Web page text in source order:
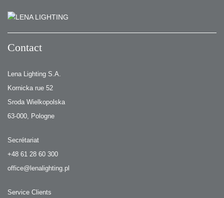
Contact
Lena Lighting S.A.
Kornicka rue 52
Sroda Wielkopolska
63-000, Pologne
Secrétariat
+48 61 28 60 300
office@lenalighting.pl
Service Clients